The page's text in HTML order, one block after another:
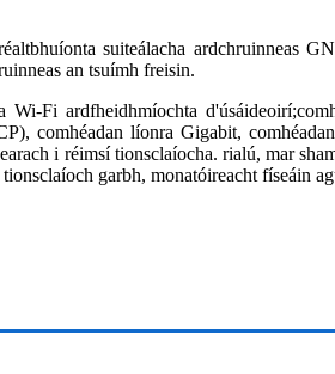
suiteálacha ardchruinneas
an tsuímh freisin.
Fi ardfheidhmíochta
comhéadan líonra Gigabit,
i réimsí tionsclaíocha. rialú, mar
garbh, monatóireacht físeáin